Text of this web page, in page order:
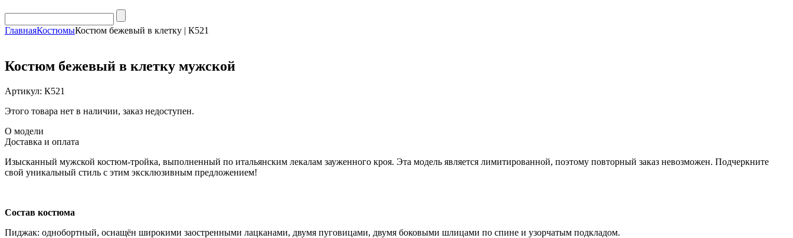
ГлавнаяКостюмыКостюм бежевый в клетку | К521
Костюм бежевый в клетку мужской
Артикул: К521
Этого товара нет в наличии, заказ недоступен.
О модели
Доставка и оплата
Изысканный мужской костюм-тройка, выполненный по итальянским лекалам зауженного кроя. Эта модель является лимитированной, поэтому повторный заказ невозможен. Подчеркните
свой уникальный стиль с этим эксклюзивным предложением!
Состав костюма
Пиджак: однобортный, оснащён широкими заостренными лацканами, двумя пуговицами, двумя боковыми шлицами по спине и узорчатым подкладом.